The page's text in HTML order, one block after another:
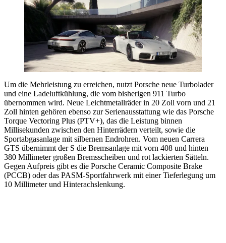
Um die Mehrleistung zu erreichen, nutzt Porsche neue Turbolader
und eine Ladeluftkühlung, die vom bisherigen 911 Turbo
übernommen wird. Neue Leichtmetallräder in 20 Zoll vorn und 21
Zoll hinten gehören ebenso zur Serienausstattung wie das Porsche
Torque Vectoring Plus (PTV+), das die Leistung binnen
Millisekunden zwischen den Hinterrädern verteilt, sowie die
Sportabgasanlage mit silbernen Endrohren. Vom neuen Carrera
GTS übernimmt der S die Bremsanlage mit vorn 408 und hinten
380 Millimeter großen Bremsscheiben und rot lackierten Sätteln.
Gegen Aufpreis gibt es die Porsche Ceramic Composite Brake
(PCCB) oder das PASM-Sportfahrwerk mit einer Tieferlegung um
10 Millimeter und Hinterachslenkung.